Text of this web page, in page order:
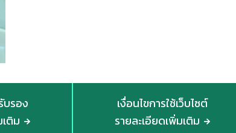
บรอง
ติม
เงื่อนไขการใช้เว็บไซต์
รายละเอียดเพิ่มเติม